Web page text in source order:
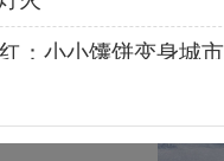
：小小馕饼变身城
们究竟学到什么